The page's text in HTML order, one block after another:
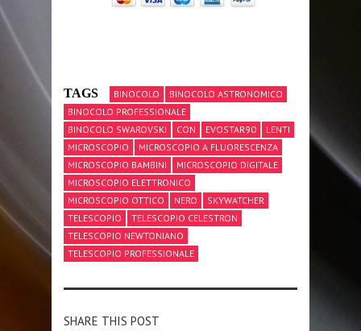
TAGS BINOCOLO
BINOCOLO ASTRONOMICO
BINOCOLO PROFESSIONALE
BINOCOLO SWAROVSKI
CON EVOSTAR90
LENTI
MICROSCOPIO
MICROSCOPIO A FLUORESCENZA
MICROSCOPIO BAMBINI
MICROSCOPIO DIGITALE
MICROSCOPIO ELETTRONICO
MICROSCOPIO OTTICO
NERO
SKYWATCHER
TELESCOPIO
TELESCOPIO CELESTRON
TELESCOPIO NEWTONIANO
TELESCOPIO PROFESSIONALE
SHARE THIS POST